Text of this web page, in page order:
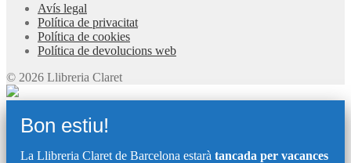
Avís legal
Política de privacitat
Política de cookies
Política de devolucions web
© 2026 Llibreria Claret
Bon estiu!
La Llibreria Claret de Barcelona estarà tancada per vacances